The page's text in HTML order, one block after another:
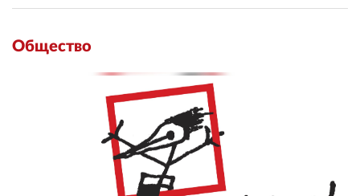
Общество